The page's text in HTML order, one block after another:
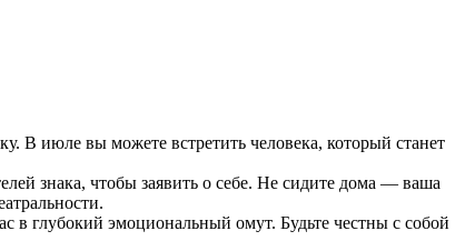
В июле вы можете встретить человека, который станет
знака, чтобы заявить о себе. Не сидите дома — ваша
в глубокий эмоциональный омут. Будьте честны с собой